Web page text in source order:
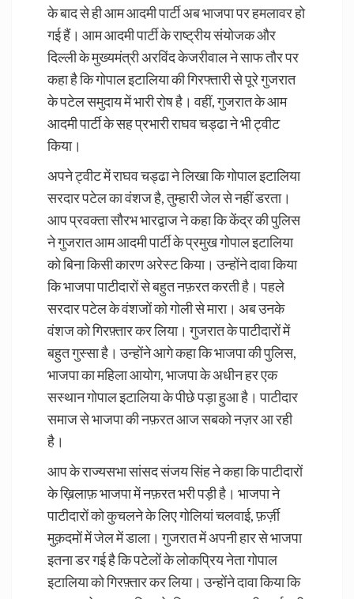
के बाद से ही आम आदमी पार्टी अब भाजपा पर हमलावर हो
गई हैं। आम आदमी पार्टी के राष्ट्रीय संयोजक और
दिल्ली के मुख्यमंत्री अरविंद केजरीवाल ने साफ तौर पर
कहा है कि गोपाल इटालिया की गिरफ्तारी से पूरे गुजरात
के पटेल समुदाय में भारी रोष है। वहीं, गुजरात के आम
आदमी पार्टी के सह प्रभारी राघव चड्ढा ने भी ट्वीट
किया।
अपने ट्वीट में राघव चड्ढा ने लिखा कि गोपाल इटालिया
सरदार पटेल का वंशज है, तुम्हारी जेल से नहीं डरता।
आप प्रवक्ता सौरभ भारद्वाज ने कहा कि केंद्र की पुलिस
ने गुजरात आम आदमी पार्टी के प्रमुख गोपाल इटालिया
को बिना किसी कारण अरेस्ट किया। उन्होंने दावा किया
कि भाजपा पाटीदारों से बहुत नफ़रत करती है। पहले
सरदार पटेल के वंशजों को गोली से मारा। अब उनके
वंशज को गिरफ़्तार कर लिया। गुजरात के पाटीदारों में
बहुत गुस्सा है। उन्होंने आगे कहा कि भाजपा की पुलिस,
भाजपा का महिला आयोग, भाजपा के अधीन हर एक
सस्थान गोपाल इटालिया के पीछे पड़ा हुआ है। पाटीदार
समाज से भाजपा की नफ़रत आज सबको नज़र आ रही
है।
आप के राज्यसभा सांसद संजय सिंह ने कहा कि पाटीदारों
के ख़िलाफ़ भाजपा में नफ़रत भरी पड़ी है। भाजपा ने
पाटीदारों को कुचलने के लिए गोलियां चलवाई, फ़र्ज़ी
मुक़दमों में जेल में डाला। गुजरात में अपनी हार से भाजपा
इतना डर गई है कि पटेलों के लोकप्रिय नेता गोपाल
इटालिया को गिरफ़्तार कर लिया। उन्होंने दावा किया कि